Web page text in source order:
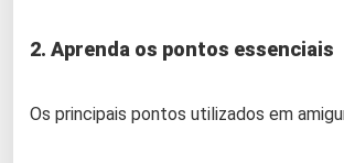
2. Aprenda os pontos essenciais
Os principais pontos utilizados em